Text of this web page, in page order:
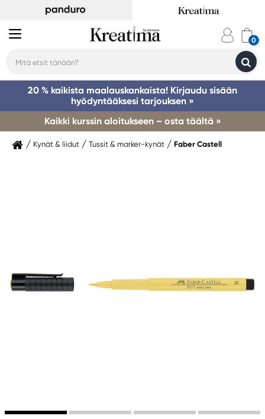
20 % kaikista maalauskankaista! Kirjaudu sisään
hyödyntääksesi tarjouksen »
Kaikki kurssin aloitukseen – osta täältä »
Kynät & liidut Tussit & marker-kynät Faber Castell